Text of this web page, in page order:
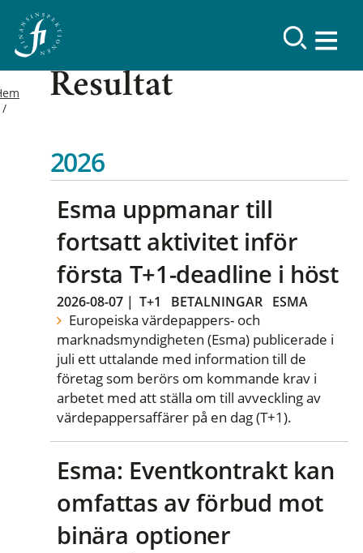
Resultat
2026
Esma uppmanar till
fortsatt aktivitet inför
första T+1-deadline i höst
2026-08-07 | T+1 BETALNINGAR ESMA
Europeiska värdepappers- och
marknadsmyndigheten (Esma) publicerade i
juli ett uttalande med information till de
företag som berörs om kommande krav i
arbetet med att ställa om till avveckling av
värdepappersaffärer på en dag (T+1).
Esma: Eventkontrakt kan
omfattas av förbud mot
binära optioner